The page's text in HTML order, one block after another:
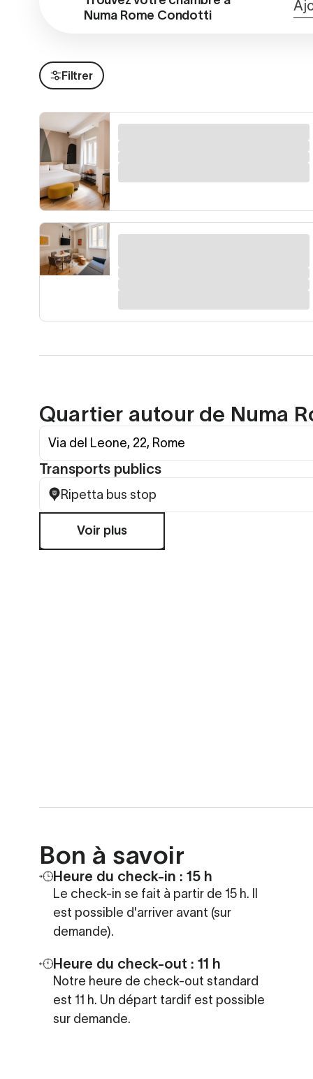
Numa Rome Condotti
Filtrer
Quartier autour de Numa
Via del Leone, 22, Rome
Transports publics
Ripetta bus stop
Voir plus
Bon à savoir
Heure du check-in : 15 h
Le check-in se fait à partir de 15 h. Il
est possible d'arriver avant (sur
demande).
Heure du check-out : 11 h
Notre heure de check-out standard
est 11 h. Un départ tardif est possible
sur demande.